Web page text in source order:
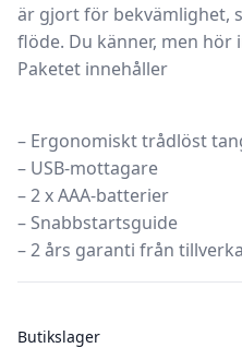
är gjort för bekvämlighet,
flöde. Du känner, men
Paketet innehåller
– Ergonomiskt trådlöst
– USB-mottagare
– 2 x AAA-batterier
– Snabbstartsguide
– 2 års garanti från
Butikslager